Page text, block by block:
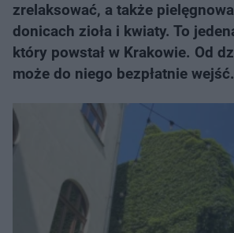
zrelaksować, a także
donicach zioła i kwiaty. To
który powstał w Krakowie. Od
może do niego bezpłatnie wejść.